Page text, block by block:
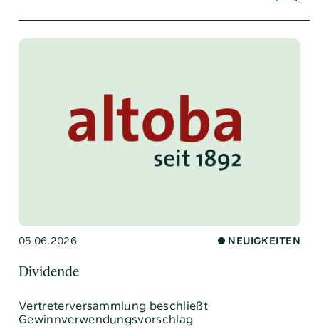
05.06.2026 NEUIGKEITEN
Dividende
Vertreterversammlung beschließt
Gewinnverwendungsvorschlag